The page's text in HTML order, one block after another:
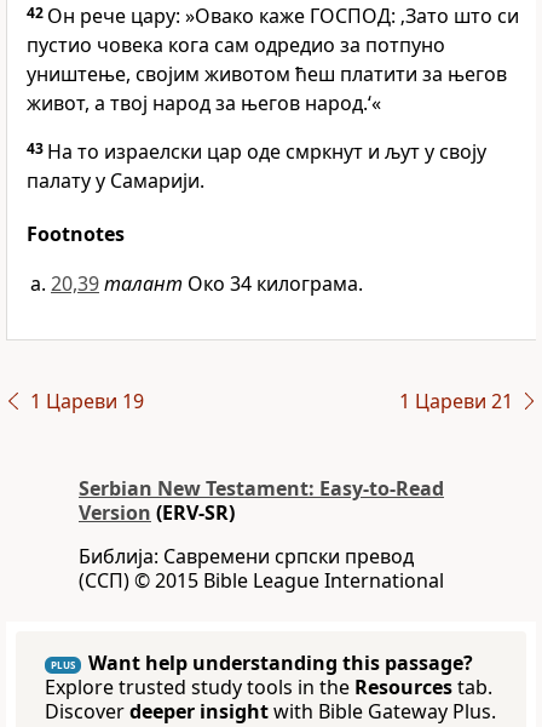
42 Он рече цару: »Овако каже ГОСПОД: ‚Зато што си
пустио човека кога сам одредио за потпуно
уништење, својим животом ћеш платити за његов
живот, а твој народ за његов народ.‘«
43 На то израелски цар оде смркнут и љут у своју
палату у Самарији.
Footnotes
20,39талант Око 34 килограма.
1 Цареви 19 1 Цареви 21
Serbian New Testament: Easy-to-Read
Version (ERV-SR)
Библија: Савремени српски превод
(ССП) © 2015 Bible League International
PLUS
Want help understanding this passage?
Explore trusted study tools in the Resourcestab.
Discoverdeeper insightwith Bible Gateway Plus.